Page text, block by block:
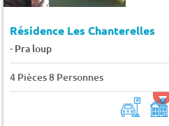
Résidence Les Chanterelles
- Pra loup
4 Pièces 8 Personnes